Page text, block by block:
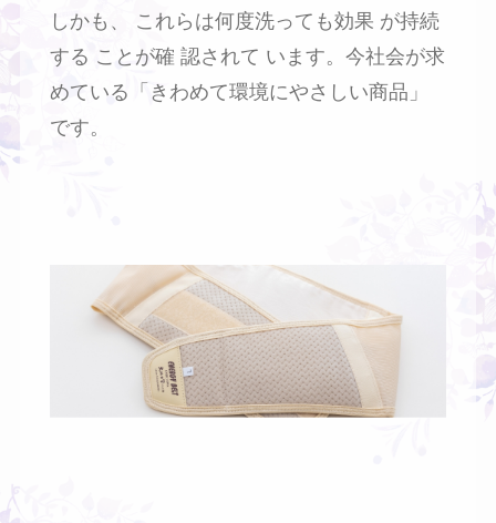
しかも、 これらは何度洗っても効果 が持続
する ことが確 認されて います。今社会が求
めている「きわめて環境にやさしい商品」
です。